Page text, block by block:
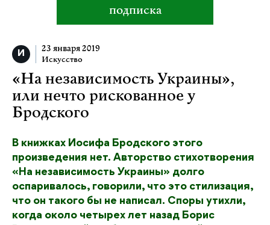
подписка
23 января 2019
Искусство
«На независимость Украины»,
или нечто рискованное у
Бродского
В книжках Иосифа Бродского этого
произведения нет. Авторство стихотворения
«На независимость Украины» долго
оспаривалось, говорили, что это стилизация,
что он такого бы не написал. Споры утихли,
когда около четырех лет назад Борис